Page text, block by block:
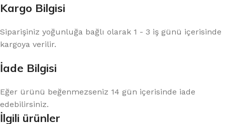
Kargo Bilgisi
Siparişiniz yoğunluğa bağlı olarak 1 - 3 iş günü içerisinde
kargoya verilir.
İade Bilgisi
Eğer ürünü beğenmezseniz 14 gün içerisinde iade
edebilirsiniz.
İlgili ürünler